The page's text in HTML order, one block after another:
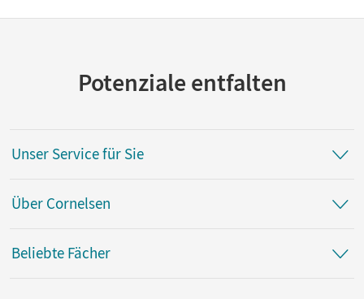
Potenziale entfalten
Unser Service für Sie
Über Cornelsen
Beliebte Fächer